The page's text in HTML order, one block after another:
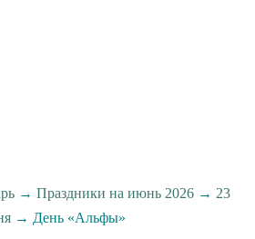
→ Праздники на июнь 2026 → 23
→ День «Альфы»